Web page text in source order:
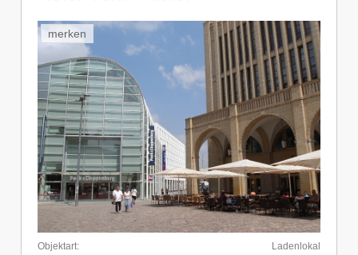
merken
Objektart:
Ladenlokal